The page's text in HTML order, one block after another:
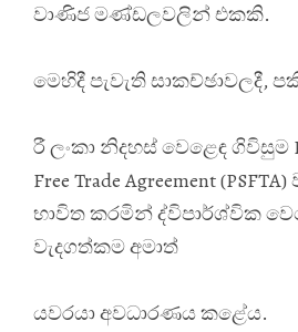
වාණිජ මණ්ඩලවලින් එකකි.
මෙහිදී පැවැති සාකච්ඡාවලදී,
රී ලංකා නිදහස් වෙළෙඳ ගිවිසුම
Free Trade Agreement
භාවිත කරමින් ද්විපාර්ශ්වික
වැදගත්කම අමාත්
යවරයා අවධාරණය කළේය.